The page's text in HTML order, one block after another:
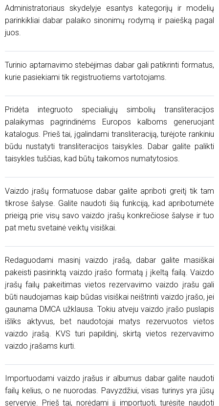
Administratoriaus skydelyje esantys kategorijų ir modelių
parinkikliai dabar palaiko sinonimų rodymą ir paiešką pagal
juos.
Turinio aptarnavimo stebėjimas dabar gali patikrinti formatus,
kurie pasiekiami tik registruotiems vartotojams.
Pridėta integruoto specialiųjų simbolių transliteracijos
palaikymas pagrindinėms Europos kalboms generuojant
katalogus. Prieš tai, įgalindami transliteraciją, turėjote rankiniu
būdu nustatyti transliteracijos taisykles. Dabar galite palikti
taisykles tuščias, kad būtų taikomos numatytosios.
Vaizdo įrašų formatuose dabar galite apriboti greitį tik tam
tikrose šalyse. Galite naudoti šią funkciją, kad apribotumėte
prieigą prie visų savo vaizdo įrašų konkrečiose šalyse ir tuo
pat metu svetainė veiktų visiškai.
Redaguodami masinį vaizdo įrašą, dabar galite masiškai
pakeisti pasirinktą vaizdo įrašo formatą į įkeltą failą. Vaizdo
įrašų failų pakeitimas vietos rezervavimo vaizdo įrašu gali
būti naudojamas kaip būdas visiškai neištrinti vaizdo įrašo, jei
gaunama DMCA užklausa. Tokiu atveju vaizdo įrašo puslapis
išliks aktyvus, bet naudotojai matys rezervuotos vietos
vaizdo įrašą. KVS turi papildinį, skirtą vietos rezervavimo
vaizdo įrašams kurti.
Importuodami vaizdo įrašus ir albumus dabar galite naudoti
failų kelius, o ne nuorodas. Pavyzdžiui, visas turinys yra jūsų
serveryje. Prieš tai, norėdami jį importuoti, turėsite naudoti